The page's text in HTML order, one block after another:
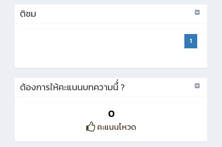
ติชม
1
ต้องการให้คะแนนบทความนี้่ ?
0
คะแนนโหวด